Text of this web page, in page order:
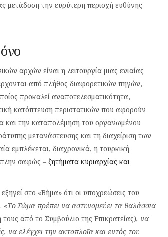
μετάδοση την ευρύτερη περιοχή ευθύνης
αρχών είναι η λειτουργία μιας ενιαίας
από πλήθος διαφορετικών πηγών,
προκαλεί αναποτελεσματικότητα,
κατόπτευση περιστατικών που αφορούν
και την καταπολέμηση του οργανωμένου
μετανάστευσης και τη διαχείριση των
εμπλέκεται, διαχρονικά, η τουρκική
πλην σαφώς – ζητήματα κυριαρχίας και
στο «Βήμα» ότι οι υποχρεώσεις του
«Το Σώμα πρέπει να αστυνομεύει τα θαλάσσια
από το Συμβούλιο της Επικρατείας), να
να ελέγχει την ακτοπλοΐα και εντός του